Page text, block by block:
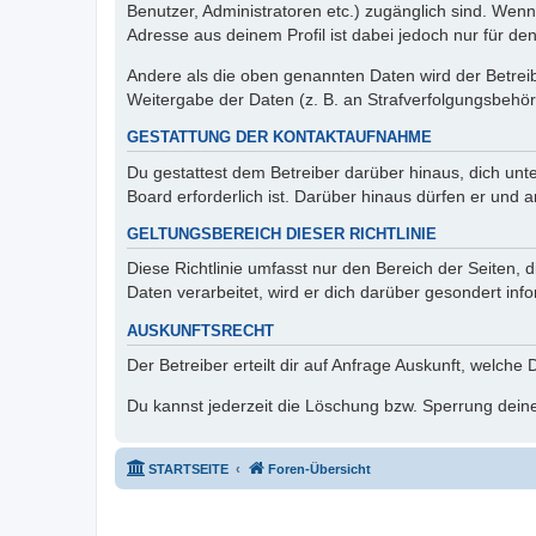
Benutzer, Administratoren etc.) zugänglich sind.
Adresse aus deinem Profil ist dabei jedoch nur für
Andere als die oben genannten Daten wird der
Weitergabe der Daten (z. B. an
GESTATTUNG DER KONTAKTAUFNAHME
Du gestattest dem Betreiber darüber hinaus, dich
Board erforderlich ist. Darüber hinaus dürfen er und
GELTUNGSBEREICH DIESER RICHTLINIE
Diese Richtlinie umfasst nur den Bereich der Seiten,
Daten verarbeitet, wird er dich darüber gesondert
AUSKUNFTSRECHT
Der Betreiber erteilt dir auf Anfrage Auskunft, welche
Du kannst jederzeit die Löschung bzw. Sperrung
STARTSEITE Foren-Übersicht